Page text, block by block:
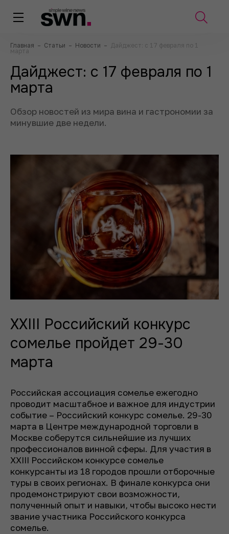
Главная – Статьи – Новости – Дайджест: с 17 февраля по 1
марта
Дайджест: с 17 февраля по 1
марта
Обзор новостей из мира вина и гастрономии за
минувшие две недели.
XXIII Российский конкурс
сомелье пройдет 29-30
марта
Российская ассоциация сомелье ежегодно
проводит масштабное и важное для индустрии
событие – Российский конкурс сомелье. 29-30
марта в Центре международной торговли в
Москве соберутся сильнейшие из лучших
профессионалов винной сферы. Для участия в
XXIII Российском конкурсе сомелье
конкурсанты из 18 городов прошли отборочные
туры в своих регионах. В финале конкурса они
продемонстрируют свои возможности,
полученный опыт и навыки, чтобы высоко нести
звание участника Российского конкурса
сомелье.